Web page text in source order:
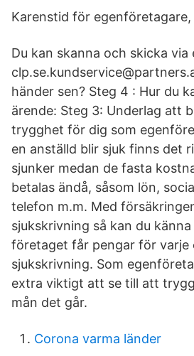
Karenstid för egenföretagare,
Du kan skanna och skicka via
händer sen? Steg 4 : Hur du
ärende: Steg 3: Underlag att
trygghet för dig som
en anställd blir sjuk finns det
sjunker medan de fasta
betalas ändå, såsom lön,
telefon m.m. Med
sjukskrivning så kan du
företaget får pengar för varje
sjukskrivning. Som
extra viktigt att se till att
mån det går.
Corona varma länder